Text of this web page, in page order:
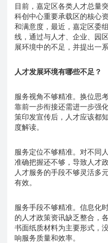
目前，嘉定区各类人才总量
科创中心重要承载区的核心
和满意度，最近，嘉定区委
线，通过与人才、企业、园
展环境中的不足，并提出一
人才发展环境有哪些不足？
服务视角不够精准。换位思
靠前一步衔接还需进一步强
策印发宣传后，人才应该都
度解读。
服务定位不够精准。对不同
准确把握还不够，导致人才
人才服务的手段不够灵活多
有效。
服务手段不够精准。信息化
的人才政策资讯缺乏整合，
书面纸质材料为主要形式，
响服务质量和效率。